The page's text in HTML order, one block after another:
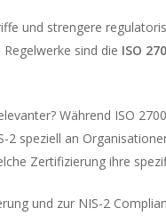
und strengere
sind die ISO
Während ISO
2 speziell an
Zertifizierung ihre
und zur NIS-2